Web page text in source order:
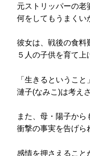
元ストリッパーの老
何をしてもうまくい
彼女は、戦後の食料
５人の子供を育て上
「生きるということ
漣子(なみこ)は考え
また、母・陽子から
衝撃の事実を告げら
感情を押さえること